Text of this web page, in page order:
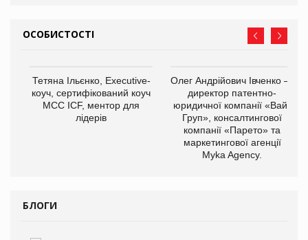
ОСОБИСТОСТІ
Тетяна Ільєнко, Executive-
коуч, сертифікований коуч
МСС ICF, ментор для
лідерів
Олег Андрійович Івченко —
директор патентно-
юридичної компанії «Вайз
Груп», консалтингової
компанії «Парето» та
маркетингової агенції
Myka Agency.
БЛОГИ